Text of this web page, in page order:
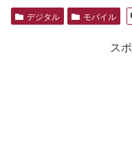
デジタル モバイル
ス